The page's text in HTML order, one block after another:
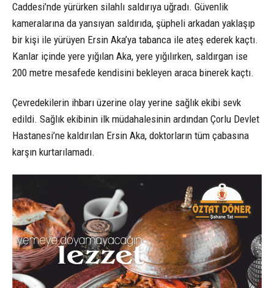
Caddesi’nde yürürken silahlı saldırıya uğradı. Güvenlik
kameralarına da yansıyan saldırıda, şüpheli arkadan yaklaşıp
bir kişi ile yürüyen Ersin Aka’ya tabanca ile ateş ederek kaçtı.
Kanlar içinde yere yığılan Aka, yere yığılırken, saldırgan ise
200 metre mesafede kendisini bekleyen araca binerek kaçtı.
Çevredekilerin ihbarı üzerine olay yerine sağlık ekibi sevk
edildi. Sağlık ekibinin ilk müdahalesinin ardından Çorlu Devlet
Hastanesi’ne kaldırılan Ersin Aka, doktorların tüm çabasına
karşın kurtarılamadı.